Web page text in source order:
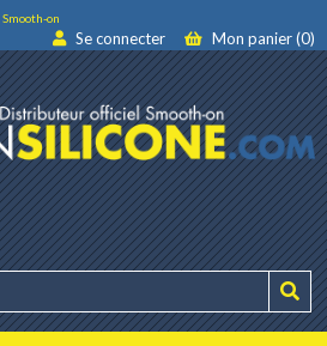
Smooth-on
Se connecter Mon panier (0)